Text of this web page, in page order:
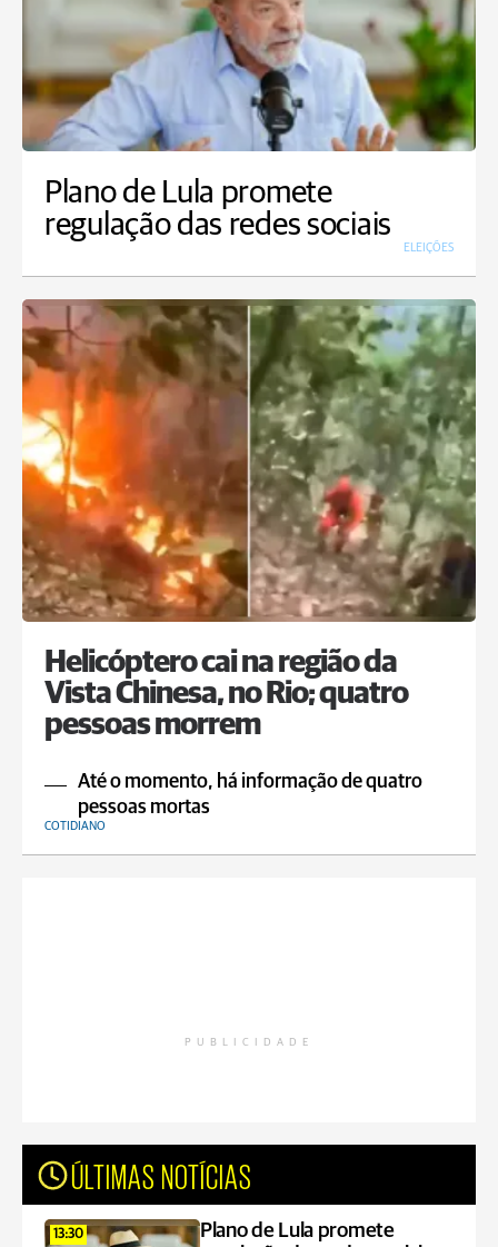
Plano de Lula promete
regulação das redes sociais
ELEIÇÕES
Helicóptero cai na região da
Vista Chinesa, no Rio; quatro
pessoas morrem
Até o momento, há informação de quatro
pessoas mortas
COTIDIANO
PUBLICIDADE
ÚLTIMAS NOTÍCIAS
13:30
Plano de Lula promete